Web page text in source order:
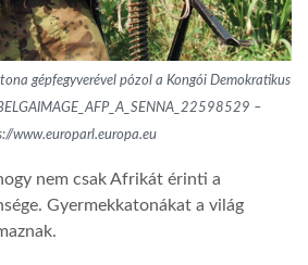
gépfegyverével pózol a Kongói Demokratikus
–
www.europarl.europa.eu
nem csak Afrikát érinti a
Gyermekkatonákat a világ